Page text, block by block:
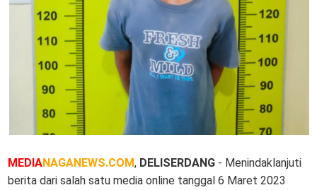
MEDIANAGANEWS.COM, DELISERDANG - Menindaklanjuti
berita dari salah satu media online tanggal 6 Maret 2023